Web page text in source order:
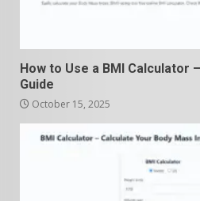
How to Use a BMI Calculator
Guide
October 15, 2025